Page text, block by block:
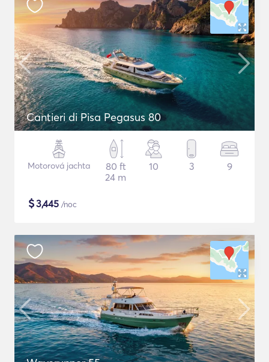
Cantieri di Pisa Pegasus 80
Motorová jachta
80 ft
24 m
10 3 9
$3,445 /noc